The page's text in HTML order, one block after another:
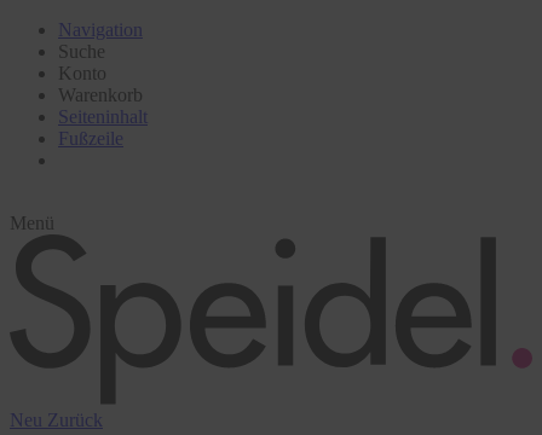
Navigation
Suche
Konto
Warenkorb
Seiteninhalt
Fußzeile
Menü
Neu Zurück